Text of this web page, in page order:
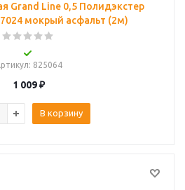
Grand Line 0,5 Полидэкстер
мокрый асфальт (2м)
: 825064
1 009₽
В корзину